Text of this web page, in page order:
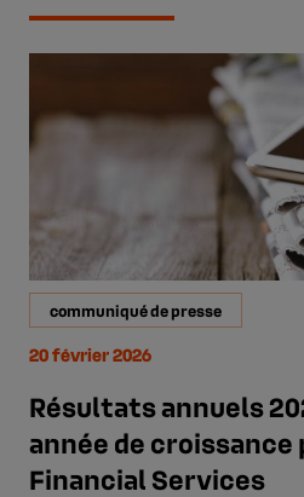
communiqué de presse
20 février 2026
Résultats annuels
année de croissance
Financial Services